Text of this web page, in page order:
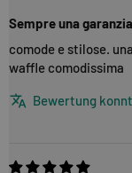
Sempre una garanzia
comode e stilose.
waffle comodissima
Bewertung